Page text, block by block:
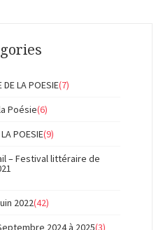
LA POESIE(7)
Poésie(6)
POESIE(9)
– Festival littéraire de
2022(42)
2024 à 2025(3)